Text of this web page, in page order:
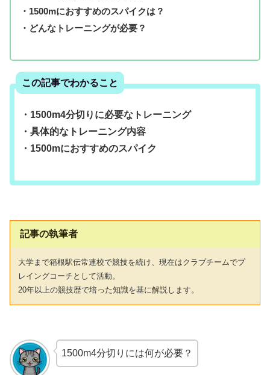
・1500mにおすすめのスパイクは？
・どんなトレーニングが必要？
この記事でわかること
・1500m4分切りに必要なトレーニング
・具体的なトレーニング内容
・1500mにおすすめのスパイク
記事の執筆者
大学まで箱根駅伝常連校で競技を続け、現在はクラブチームでプ
レイングコーチとして活動。
20年以上の競技歴で培った知識を基に解説します。
1500m4分切りには何が必要？